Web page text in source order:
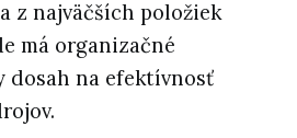
z najväčších položiek
má organizačné
dosah na efektívnosť